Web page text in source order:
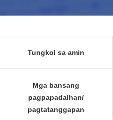
Tungkol sa amin
Mga bansang
pagpapadalhan/
pagtatanggapan